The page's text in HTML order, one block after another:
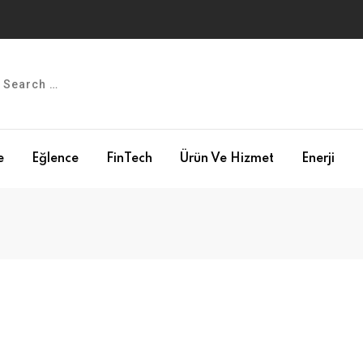
Eğlence FinTech Ürün Ve Hizmet Enerji